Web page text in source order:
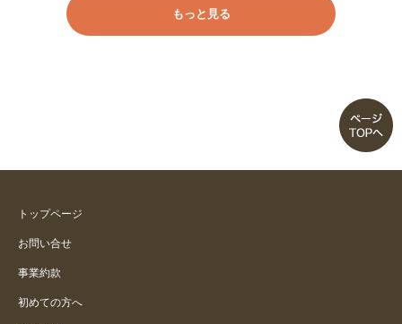
履き心地の良さ
これからの季節に最高！
いまいち
もっと見る
トップページ
お問い合せ
事業約款
初めての方へ